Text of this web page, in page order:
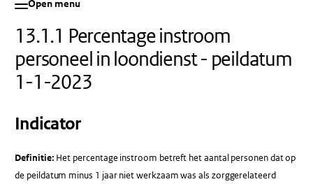
Open menu
13.1.1 Percentage instroom
personeel in loondienst - peildatum
1-1-2023
Indicator
Definitie: Het percentage instroom betreft het aantal personen dat op
de peildatum minus 1 jaar niet werkzaam was als zorggerelateerd